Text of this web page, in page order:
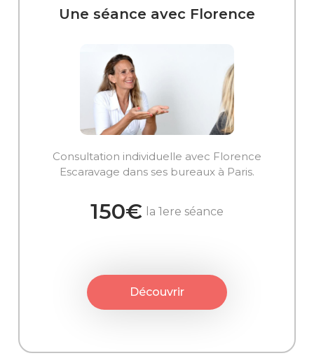
Une séance avec Florence
Consultation individuelle avec Florence
Escaravage dans ses bureaux à Paris.
150€ la 1ere séance
Découvrir